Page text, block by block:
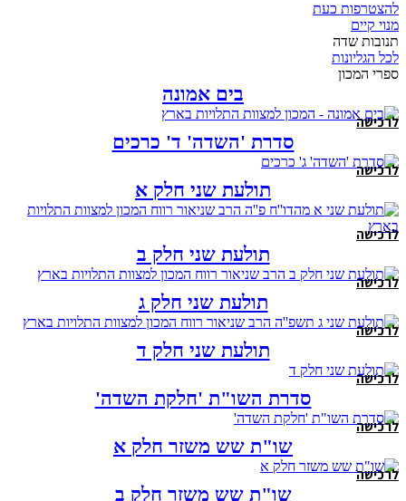
להצטרפות כעת
מנוי קיים
תנובות שדה
לכל הגליונות
ספרי המכון
בים אמונה
לרכישה
סדרת 'השדה' ד' כרכים
לרכישה
תולעת שני חלק א
לרכישה
תולעת שני חלק ב
לרכישה
תולעת שני חלק ג
לרכישה
תולעת שני חלק ד
לרכישה
סדרת השו"ת 'חלקת השדה'
לרכישה
שו"ת שש משזר חלק א
לרכישה
שו"ת שש משזר חלק ב